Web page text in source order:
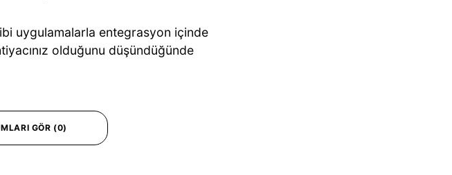
uygulamalarla entegrasyon içinde
olduğunu düşündüğünde
GÖR (0)